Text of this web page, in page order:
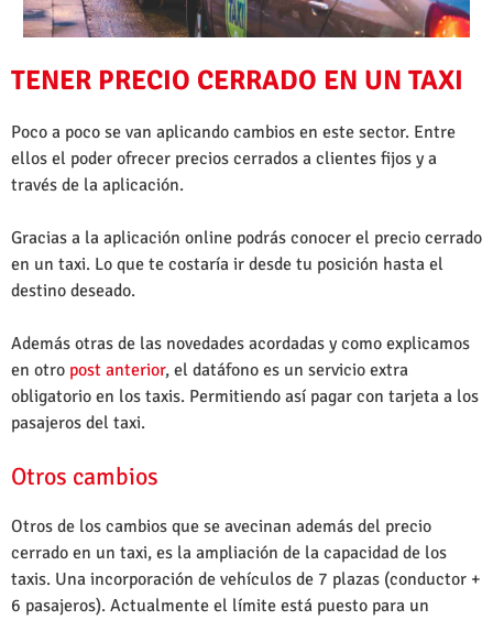
TENER PRECIO CERRADO EN UN TAXI
Poco a poco se van aplicando cambios en este sector. Entre
ellos el poder ofrecer precios cerrados a clientes fijos y a
través de la aplicación.
Gracias a la aplicación online podrás conocer el precio cerrado
en un taxi. Lo que te costaría ir desde tu posición hasta el
destino deseado.
Además otras de las novedades acordadas y como explicamos
en otro post anterior, el datáfono es un servicio extra
obligatorio en los taxis. Permitiendo así pagar con tarjeta a los
pasajeros del taxi.
Otros cambios
Otros de los cambios que se avecinan además del precio
cerrado en un taxi, es la ampliación de la capacidad de los
taxis. Una incorporación de vehículos de 7 plazas (conductor +
6 pasajeros). Actualmente el límite está puesto para un